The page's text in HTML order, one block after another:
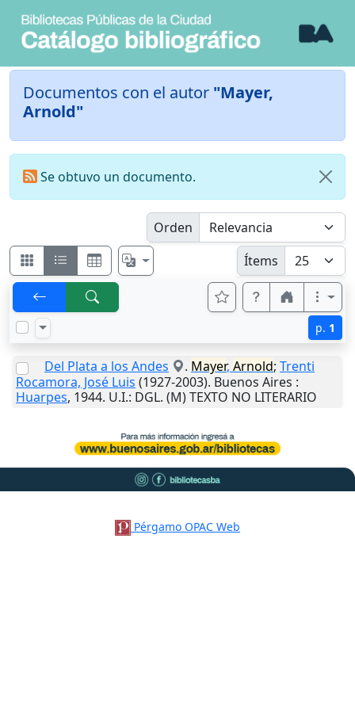
Documentos con el autor "Mayer,
Arnold"
Se obtuvo un documento.
Orden
Ítems
p. 1
Del Plata a los Andes . Mayer, Arnold; Trenti
Rocamora, José Luis (1927-2003). Buenos Aires :
Huarpes, 1944. U.I.: DGL. (M) TEXTO NO LITERARIO
Pérgamo OPAC Web